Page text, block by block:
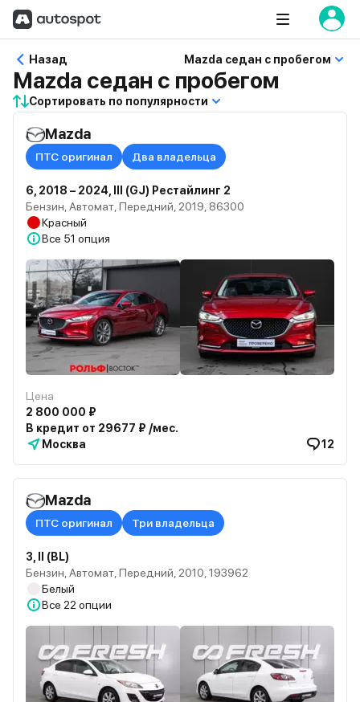
Назад Mazda седан с пробегом
Mazda седан с пробегом
Сортировать по популярности
Mazda
ПТС оригинал Два владельца
6, 2018 – 2024, III (GJ) Рестайлинг 2
Бензин, Автомат, Передний, 2019, 86300
Красный
Все 51 опция
Цена
2 800 000 ₽
В кредит от 29677 ₽ /мес.
Москва
12
Mazda
ПТС оригинал Три владельца
3, II (BL)
Бензин, Автомат, Передний, 2010, 193962
Белый
Все 22 опции